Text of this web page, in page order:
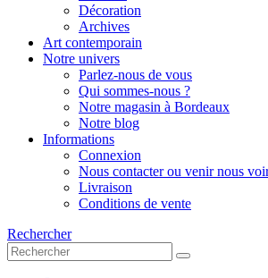
Décoration
Archives
Art contemporain
Notre univers
Parlez-nous de vous
Qui sommes-nous ?
Notre magasin à Bordeaux
Notre blog
Informations
Connexion
Nous contacter ou venir nous
Livraison
Conditions de vente
Rechercher